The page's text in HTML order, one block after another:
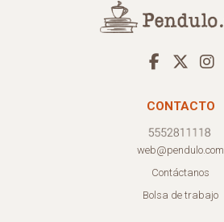
CONTACTO
web@pendulo.com
Contáctanos
Bolsa de trabajo